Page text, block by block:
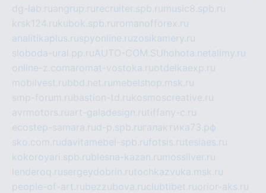
dg-lab.ruangrup.ru recruiter.spb.ru music8.spb.ru
krsk124.rukubok.spb.ru romanofforex.ru
analitikaplus.ruspyonline.ruzosikamery.ru
sloboda-ural.pp.ruAUTO-COM.SU hohota.net alimy.ru
online-z.comaromat-vostoka.ruotdelkaexp.ru
mobilvest.rubbd.net.ru mebelshop.msk.ru
smp-forum.rubastion-td.rukosmoscreative.ru
avrmotors.ruart-galadesign.rutiffany-c.ru
ecostep-samara.rud-p.spb.ru галактика73.рф
sko.com.rudavitamebel-spb.rufotsis.rutesiaes.ru
kokoroyari.spb.rublesna-kazan.ru mossilver.ru
lenderoq.rusergeydobrin.rutochkazvuka.msk.ru
people-of-art.rubezzubova.ruclubtibet.ruorior-aks.ru